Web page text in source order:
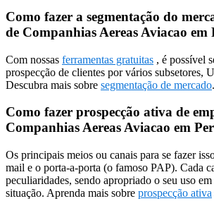
Como fazer a segmentação do
de Companhias Aereas Aviacao em
Com nossas ferramentas gratuitas , é possível
prospecção de clientes por vários subsetores,
Descubra mais sobre segmentação de mercado.
Como fazer prospecção ativa de
Companhias Aereas Aviacao em
Os principais meios ou canais para se fazer
mail e o porta-a-porta (o famoso PAP). Cada
peculiaridades, sendo apropriado o seu uso
situação. Aprenda mais sobre prospecção ativa